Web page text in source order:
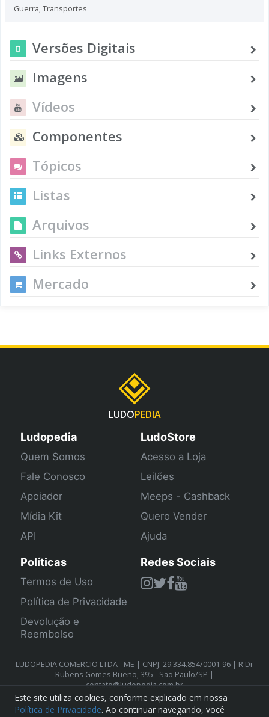
Guerra,Transportes
Versões Digitais
Imagens
Vídeos
Componentes
Tópicos
Listas
Arquivos
Links Externos
Mercado
LUDOPEDIA
Ludopedia
Quem Somos
Fale Conosco
Apoiador
Mídia Kit
API
LudoStore
Acesso a Loja
Leilões
Meeps - Cashback
Quero Vender
Ajuda
Políticas
Termos de Uso
Política de Privacidade
Devolução e
Reembolso
Redes Sociais
LUDOPEDIA COMERCIO LTDA - ME | CNPJ: 29.334.854/0001-96 | R Dr
Rubens Gomes Bueno, 395 - São Paulo/SP |
contato@ludopedia.com.br
Este site utiliza cookies, conforme explicado em nossa
Política de Privacidade. Ao continuar navegando, você